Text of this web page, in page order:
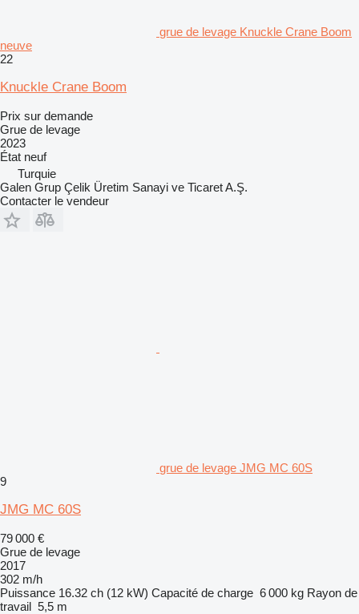
grue de levage Knuckle Crane Boom
neuve
22
Knuckle Crane Boom
Prix sur demande
Grue de levage
2023
État neuf
Turquie
Galen Grup Çelik Üretim Sanayi ve Ticaret A.Ş.
Contacter le vendeur
grue de levage JMG MC 60S
9
JMG MC 60S
79 000 €
Grue de levage
2017
302 m/h
Puissance 16.32 ch (12 kW) Capacité de charge 6 000 kg Rayon de
travail 5,5 m